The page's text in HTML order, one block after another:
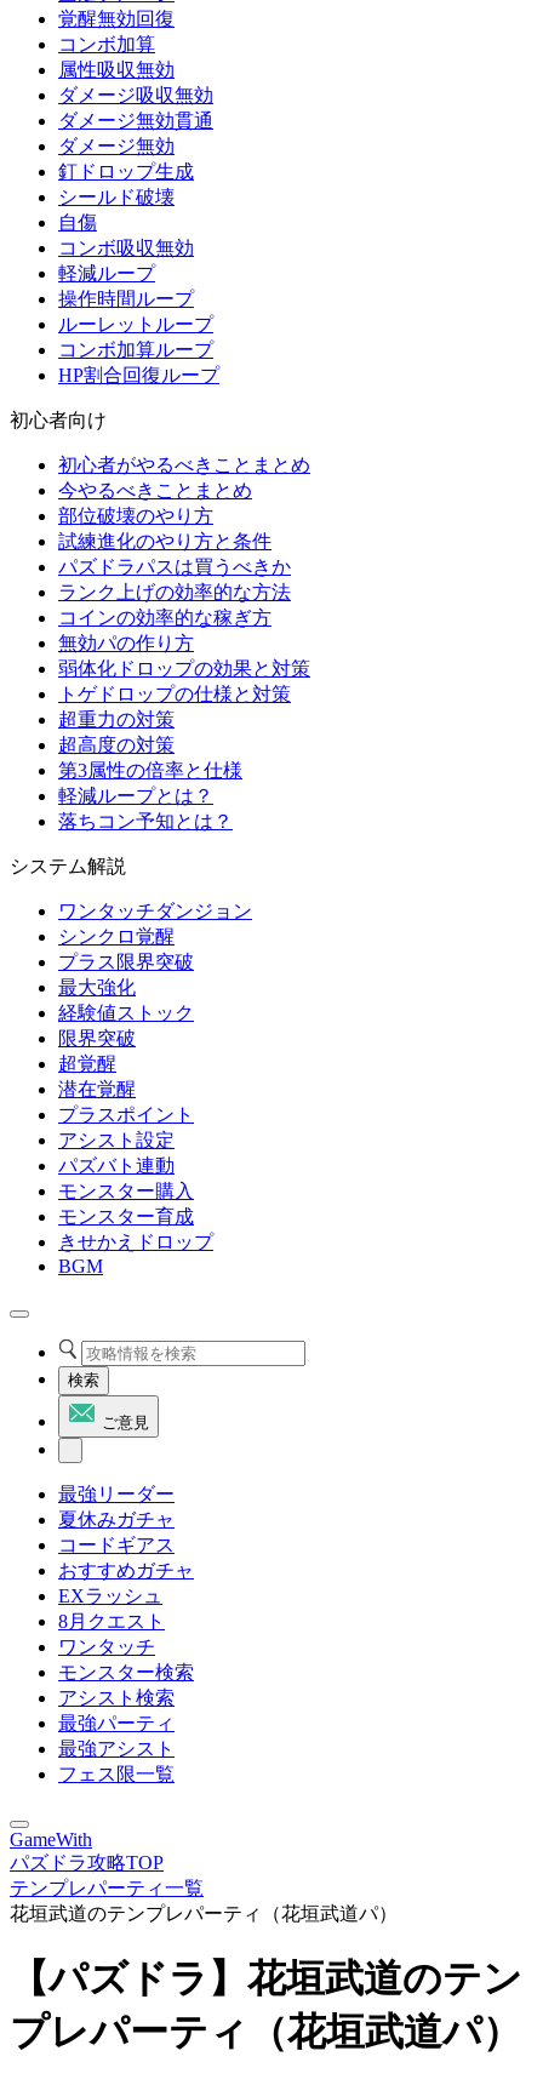
覚醒無効回復
コンボ加算
属性吸収無効
ダメージ吸収無効
ダメージ無効貫通
ダメージ無効
釘ドロップ生成
シールド破壊
自傷
コンボ吸収無効
軽減ループ
操作時間ループ
ルーレットループ
コンボ加算ループ
HP割合回復ループ
初心者向け
初心者がやるべきことまとめ
今やるべきことまとめ
部位破壊のやり方
試練進化のやり方と条件
パズドラパスは買うべきか
ランク上げの効率的な方法
コインの効率的な稼ぎ方
無効パの作り方
弱体化ドロップの効果と対策
トゲドロップの仕様と対策
超重力の対策
超高度の対策
第3属性の倍率と仕様
軽減ループとは？
落ちコン予知とは？
システム解説
ワンタッチダンジョン
シンクロ覚醒
プラス限界突破
最大強化
経験値ストック
限界突破
超覚醒
潜在覚醒
プラスポイント
アシスト設定
パズバト連動
モンスター購入
モンスター育成
きせかえドロップ
BGM
検索
ご意見
最強リーダー
夏休みガチャ
コードギアス
おすすめガチャ
EXラッシュ
8月クエスト
ワンタッチ
モンスター検索
アシスト検索
最強パーティ
最強アシスト
フェス限一覧
GameWith
パズドラ攻略TOP
テンプレパーティ一覧
花垣武道のテンプレパーティ（花垣武道パ）
【パズドラ】花垣武道のテン
プレパーティ（花垣武道パ）